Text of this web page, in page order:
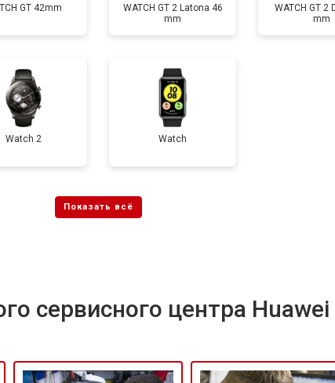
GT 42mm
WATCH GT 2 Latona 46
mm
WATCH GT 2
mm
Watch 2 Watch
сервисного центра Huawei